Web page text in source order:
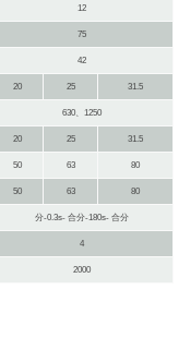
12
75
42
20 25 31.5
630、1250
20 25 31.5
50 63 80
50 63 80
分-0.3s- 合分-180s- 合分
4
2000